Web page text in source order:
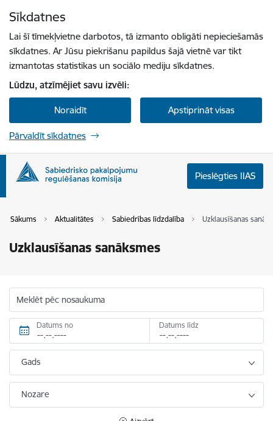
Sīkdatnes
Lai šī tīmekļvietne darbotos, tā izmanto obligāti nepieciešamās
sīkdatnes. Ar Jūsu piekrišanu papildus šajā vietnē var tikt
izmantotas statistikas un sociālo mediju sīkdatnes.
Lūdzu, atzīmējiet savu izvēli:
Noraidīt Apstiprināt visas
Pārvaldīt sīkdatnes
Pieslēgties IIAS
Sākums Aktualitātes Sabiedrības līdzdalība Uzklausīšanas
Uzklausīšanas sanāksmes
Meklēt pēc nosaukuma
Datums no Datums līdz
Gads
Nozare